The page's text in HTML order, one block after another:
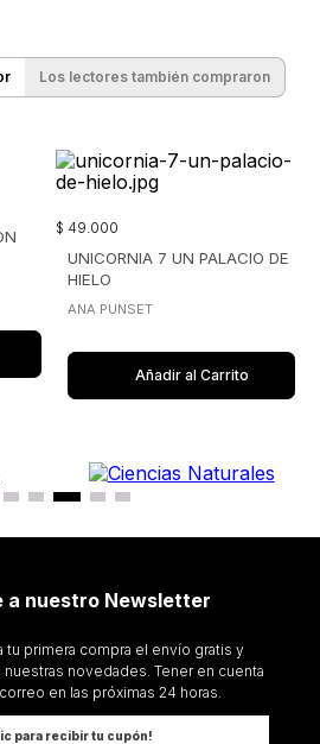
Los lectores también compraron
$ 49.000
UNICORNIA 7 UN PALACIO DE
HIELO
ANA PUNSET
Añadir al Carrito
a nuestro Newsletter
tu primera compra el envío gratis y
novedades. Tener en cuenta
en las próximas 24 horas.
para recibir tu cupón!